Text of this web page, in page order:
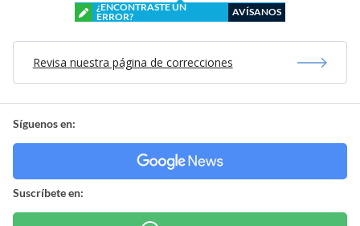
¿ENCONTRASTE UN
ERROR?
AVÍSANOS
Revisa nuestra página de correcciones
Síguenos en:
Suscríbete en: